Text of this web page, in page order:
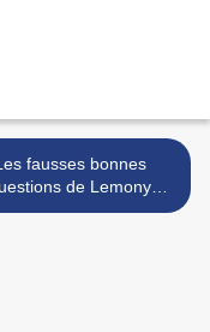
fausses bonnes
de Lemony
tome 1 : mais qui